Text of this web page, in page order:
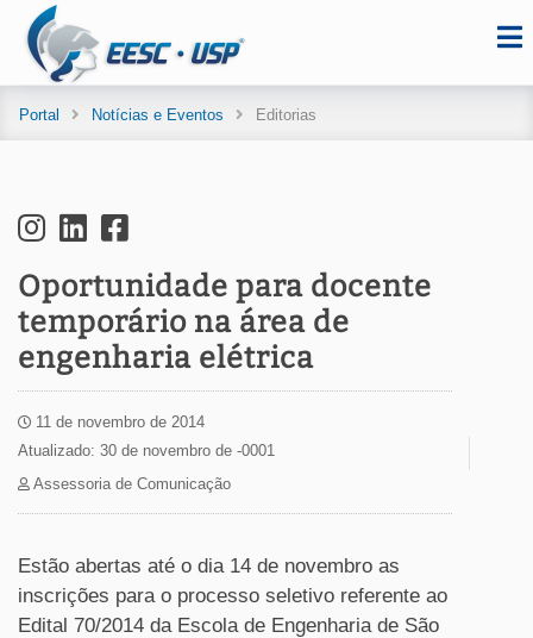
Portal Notícias e Eventos Editorias
Oportunidade para docente
temporário na área de
engenharia elétrica
11 de novembro de 2014
Atualizado: 30 de novembro de -0001
Assessoria de Comunicação
Estão abertas até o dia 14 de novembro as
inscrições para o processo seletivo referente ao
Edital 70/2014 da Escola de Engenharia de São